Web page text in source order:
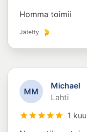
Homma toimii
Jätetty
MM
Michael
Lahti
1